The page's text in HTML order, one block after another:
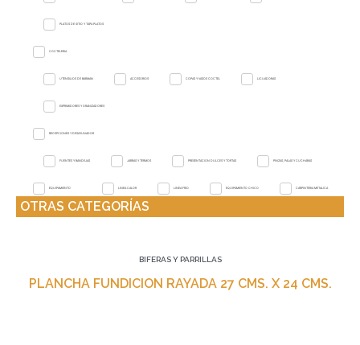
PLATOS DE SITIO Y TAPA PLATOS
COCTELERIA
UTENSILIOS DE BARMAN ACCESORIOS COPAS Y VASOS COCTEL LICUADORAS
EXPRIMIDORES Y GRANIZADORES
RECEPCIONES Y DESAYUNADOR
FUENTES Y BANDEJAS JARRAS Y TERMOS PRESENTACION DULCES Y TORTAS PINZAS, PALAS Y CUCHARAS
EQUIPAMIENTO LINEA CALOR LINEA FRIO EQUIPAMIENTO CHICO CARPINTERIA METALICA
OTRAS CATEGORÍAS
BIFERAS Y PARRILLAS
PLANCHA FUNDICION RAYADA 27 CMS. X 24 CMS.